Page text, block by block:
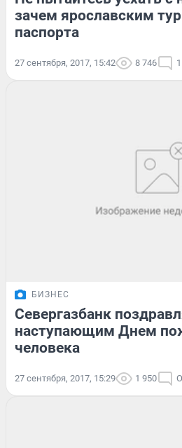
зачем ярославским
паспорта
27 сентября, 2017, 15:42 8 746
БИЗНЕС
Севергазбанк
наступающим Днем
человека
27 сентября, 2017, 15:29 1 950